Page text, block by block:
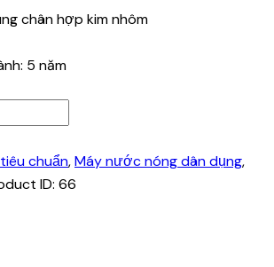
chân hợp kim nhôm
5 năm
chuẩn,Máy nước nóng dân dụng,
ID: 66